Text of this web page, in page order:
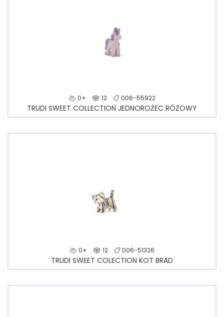
0+ 12 006-55922
TRUDI SWEET COLLECTION JEDNOROŻEC RÓŻOWY
0+ 12 006-51326
TRUDI SWEET COLECTION KOT BRAD